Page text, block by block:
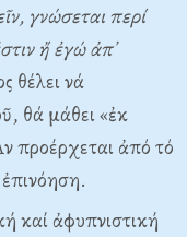
γνώσεται περί
ἤ ἐγώ ἀπ᾽
θέλει νά
θά μάθει «ἐκ
προέρχεται ἀπό τό
καί ἀφυπνιστική